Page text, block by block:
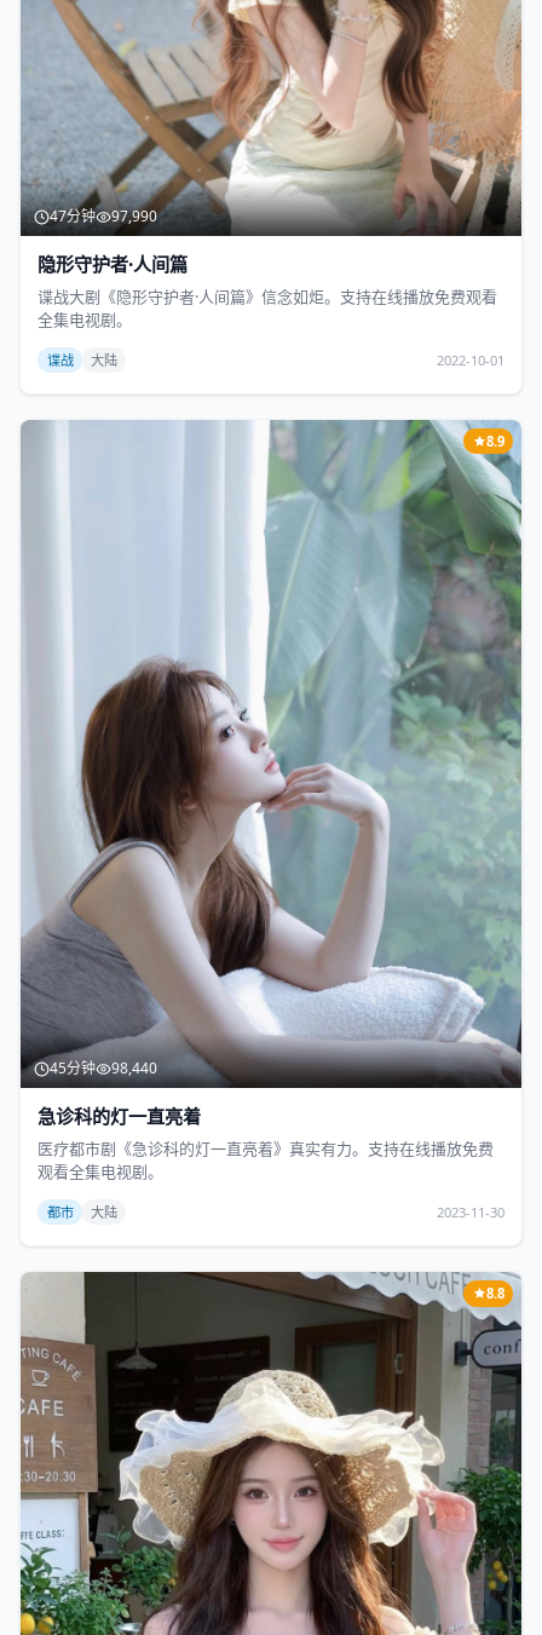
47分钟 97,990
隐形守护者·人间篇
谍战大剧《隐形守护者·人间篇》信念如炬。支持在线播放免费观看
全集电视剧。
谍战 大陆 2022-10-01
45分钟 98,440
8.9
急诊科的灯一直亮着
医疗都市剧《急诊科的灯一直亮着》真实有力。支持在线播放免费
观看全集电视剧。
都市 大陆 2023-11-30
8.8